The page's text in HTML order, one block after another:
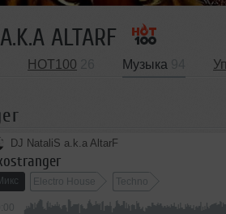
ALTARF
HOT100 Музыка
DJ NataliS a.k.a AltarF
Electro House Techno